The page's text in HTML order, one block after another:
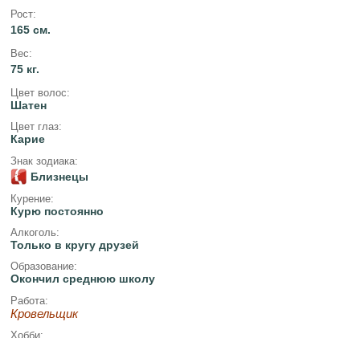
Рост:
165 см.
Вес:
75 кг.
Цвет волос:
Шатен
Цвет глаз:
Карие
Знак зодиака:
Близнецы
Курение:
Курю постоянно
Алкоголь:
Только в кругу друзей
Образование:
Окончил среднюю школу
Работа:
Кровельщик
Хобби: